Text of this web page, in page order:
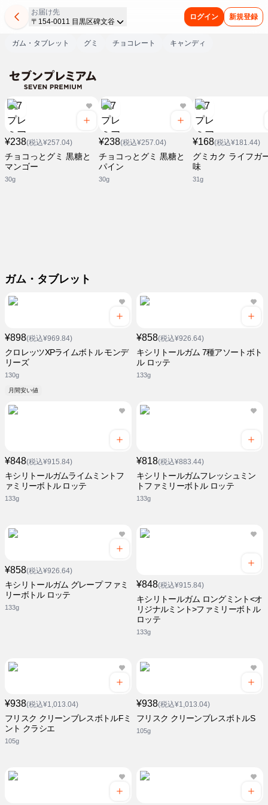
お届け先
〒154-0011 目黒区碑文谷
ログイン 新規登録
ガム・タブレット グミ チョコレート キャンディ
¥238(税込¥257.04)
チョコっとグミ 黒糖と
マンゴー
30g
¥238(税込¥257.04)
チョコっとグミ 黒糖と
パイン
30g
¥168(税込¥181.44)
グミカク ライフガ
味
31g
ガム・タブレット
¥898(税込¥969.84)
クロレッツXPライムボトル モンデ
リーズ
130g
月間安い値
¥858(税込¥926.64)
キシリトールガム 7種アソートボト
ル ロッテ
133g
¥848(税込¥915.84)
キシリトールガムライムミントフ
ァミリーボトル ロッテ
133g
¥818(税込¥883.44)
キシリトールガムフレッシュミン
トファミリーボトル ロッテ
133g
¥858(税込¥926.64)
キシリトールガム グレープ ファミ
リーボトル ロッテ
133g
¥848(税込¥915.84)
キシリトールガム ロングミント<オ
リジナルミント>ファミリーボトル
ロッテ
133g
¥938(税込¥1,013.04)
フリスク クリーンブレスボトルFミ
ント クラシエ
105g
¥938(税込¥1,013.04)
フリスク クリーンブレスボトルS
105g